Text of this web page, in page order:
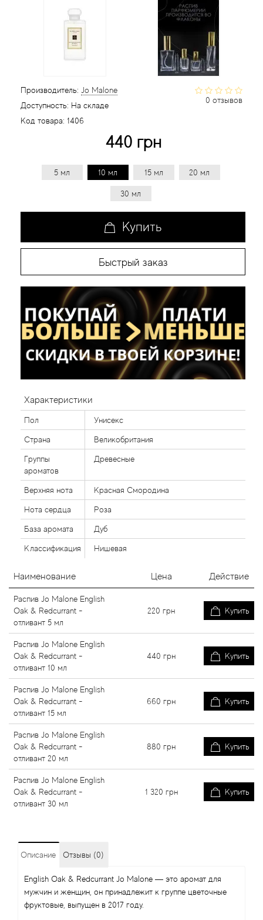
0 отзывов
Производитель: Jo Malone
Доступность: На складе
Код товара: 1406
440 грн
5 мл 10 мл 15 мл 20 мл
30 мл
Купить
Быстрый заказ
Характеристики
Пол Унисекс
Страна Великобритания
Группы
ароматов
Древесные
Верхняя нота Красная Смородина
Нота сердца Роза
База аромата Дуб
Классификация Нишевая
Наименование Цена Действие
Распив Jo Malone English
Oak & Redcurrant -
отливант 5 мл
220 грн Купить
Распив Jo Malone English
Oak & Redcurrant -
отливант 10 мл
440 грн Купить
Распив Jo Malone English
Oak & Redcurrant -
отливант 15 мл
660 грн Купить
Распив Jo Malone English
Oak & Redcurrant -
отливант 20 мл
880 грн Купить
Распив Jo Malone English
Oak & Redcurrant -
отливант 30 мл
1 320 грн Купить
Описание Отзывы (0)
English Oak & Redcurrant Jo Malone — это аромат для
мужчин и женщин, он принадлежит к группе цветочные
фруктовые, выпущен в 2017 году.